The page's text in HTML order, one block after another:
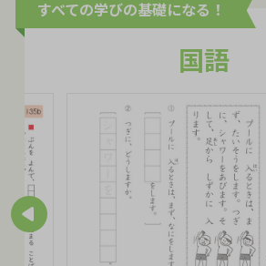
すべての学びの基礎になる！
国語